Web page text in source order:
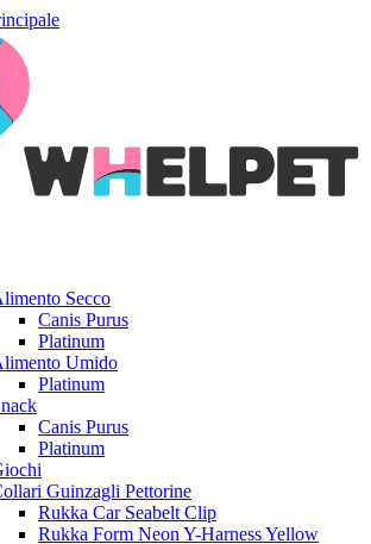
Secco
Canis Purus
Platinum
Umido
Platinum
Canis Purus
Platinum
Guinzagli Pettorine
Rukka Car Seabelt Clip
Rukka Form Neon Y-Harness Yellow